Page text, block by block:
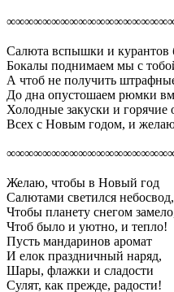
Салюта вспышки и курантов
Бокалы поднимаем мы с
А чтоб не получить
До дна опустошаем рюмки
Холодные закуски и горячие
Всех с Новым годом, и желаю
Желаю, чтобы в Новый год
Салютами светился небосвод,
Чтобы планету снегом
Чтоб было и уютно, и тепло!
Пусть мандаринов аромат
И елок праздничный наряд,
Шары, флажки и сладости
Сулят, как прежде, радости!